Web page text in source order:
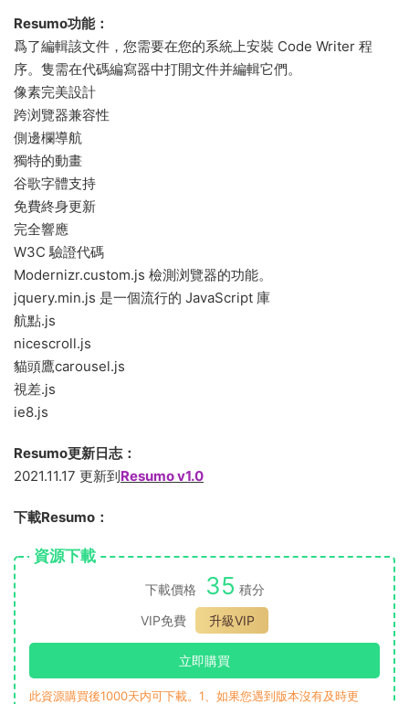
Resumo功能：
爲了編輯該文件，您需要在您的系統上安裝 Code Writer 程
序。隻需在代碼編寫器中打開文件并編輯它們。
像素完美設計
跨浏覽器兼容性
側邊欄導航
獨特的動畫
谷歌字體支持
免費終身更新
完全響應
W3C 驗證代碼
Modernizr.custom.js 檢測浏覽器的功能。
jquery.min.js 是一個流行的 JavaScript 庫
航點.js
nicescroll.js
貓頭鷹carousel.js
視差.js
ie8.js
Resumo更新日志：
2021.11.17 更新到Resumo v1.0
下載Resumo：
資源下載
下載價格 35 積分
VIP免費
升級VIP
立即購買
此資源購買後1000天内可下載。1、如果您遇到版本沒有及時更